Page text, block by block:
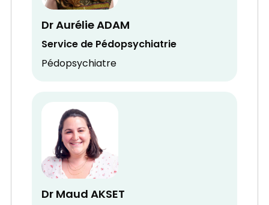
Dr Aurélie ADAM
Service de Pédopsychiatrie
Pédopsychiatre
Dr Maud AKSET